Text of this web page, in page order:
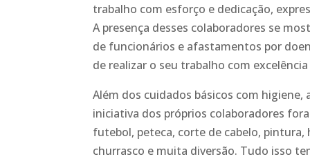
trabalho com esforço e dedicação,
A presença desses colaboradores se
de funcionários e afastamentos por
de realizar o seu trabalho com
Além dos cuidados básicos com
iniciativa dos próprios colaboradores
futebol, peteca, corte de cabelo,
churrasco e muita diversão. Tudo isso